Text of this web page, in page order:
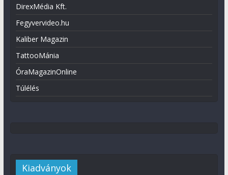
DirexMédia Kft.
Fegyvervideo.hu
Kaliber Magazin
TattooMánia
ÓraMagazinOnline
Túlélés
Kiadványok